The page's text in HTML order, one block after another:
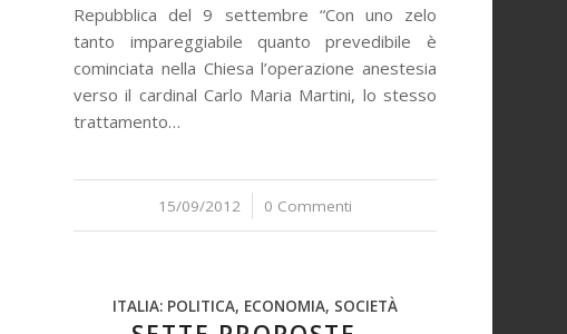
Repubblica del 9 settembre “Con uno zelo
tanto impareggiabile quanto prevedibile è
cominciata nella Chiesa l’operazione anestesia
verso il cardinal Carlo Maria Martini, lo stesso
trattamento…
15/09/2012
/ 0 Commenti
ITALIA: POLITICA, ECONOMIA, SOCIETÀ